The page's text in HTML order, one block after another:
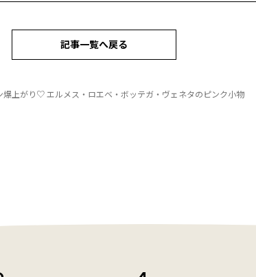
記事一覧へ戻る
爆上がり♡ エルメス・ロエベ・ボッテガ・ヴェネタのピンク小物